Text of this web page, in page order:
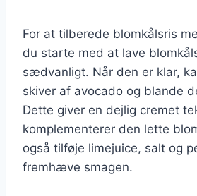
For at tilberede blomkålsris
du starte med at lave
sædvanligt. Når den er klar,
skiver af avocado og blande
Dette giver en dejlig cremet
komplementerer den lette
også tilføje limejuice, salt og
fremhæve smagen.